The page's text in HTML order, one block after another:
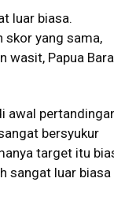
luar biasa.
skor yang sama,
wasit, Papua
awal
bersyukur
target itu
sangat luar biasa